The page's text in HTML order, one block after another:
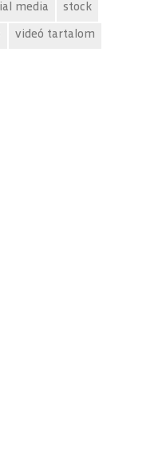
media stock
videó tartalom